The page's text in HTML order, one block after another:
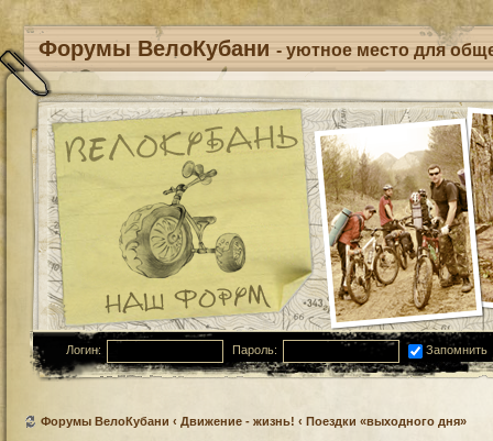
Форумы ВелоКубани - уютное место для
Логин: Пароль: Запомнить
Форумы ВелоКубани ‹ Движение - жизнь! ‹ Поездки «выходного дня»